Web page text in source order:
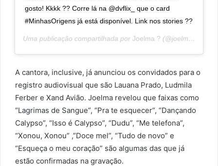
gosto! Kkkk ?? Corre lá na @dvflix_ que o card
#MinhasOrigens já está disponível. Link nos stories ??
Uma publicação compartilhada por Joelma ? (@joelmaareal) em
A cantora, inclusive, já anunciou os convidados para o
registro audiovisual que são Lauana Prado, Ludmila
Ferber e Xand Avião. Joelma revelou que faixas como
“Lagrimas de Sangue”, “Pra te esquecer”, “Dançando
Calypso”, “Isso é Calypso”, “Dudu”, “Me telefona”,
“Xonou, Xonou” ,”Doce mel”, “Tudo de novo” e
“Esqueça o meu coração” são algumas das que já
estão confirmadas na gravação.